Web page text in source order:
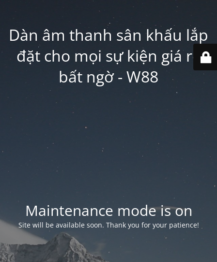
Dàn âm thanh sân khấu lắp
đặt cho mọi sự kiện giá rẻ
bất ngờ - W88
Maintenance mode is on
Site will be available soon. Thank you for your patience!